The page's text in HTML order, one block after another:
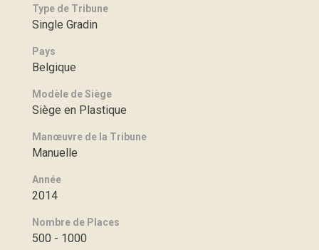
Type de Tribune
Single Gradin
Pays
Belgique
Modèle de Siège
Siège en Plastique
Manœuvre de la Tribune
Manuelle
Année
2014
Nombre de Places
500 - 1000